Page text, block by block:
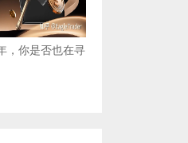
，你是否也在寻